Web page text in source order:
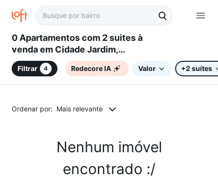
0 Apartamentos com 2 suites à
venda em Cidade Jardim,
Sorocaba, SP
Filtrar 4 Redecore IA Valor +2 suítes
Ordenar por: Mais relevante
Nenhum imóvel
encontrado :/